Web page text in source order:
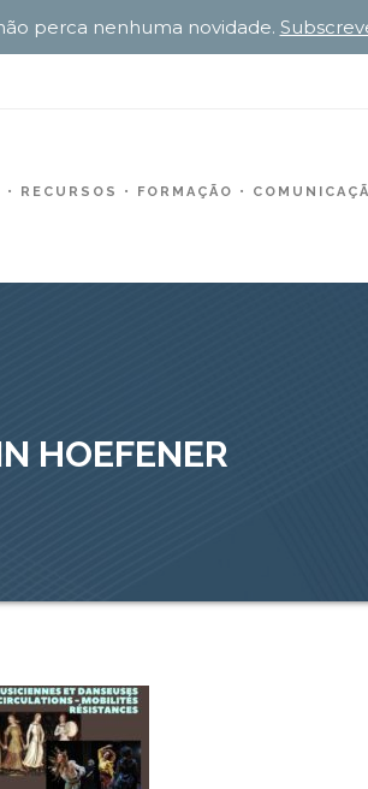
RECURSOS FORMAÇÃO
HOEFENER
perca nenhuma novidade.